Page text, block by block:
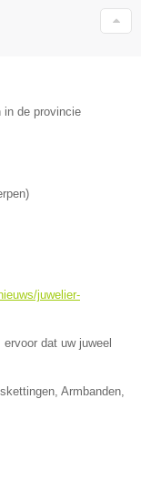
in de provincie
)
juwelier-
dat uw juweel
Armbanden,